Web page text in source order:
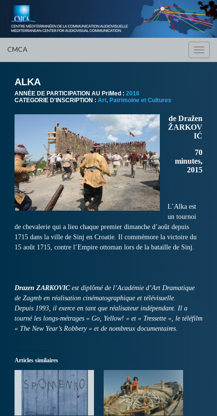
CMCA
ALKA
ANNÈE DE PARTICIPATION AU PriMed : 2016
CATEGORIE D'INSCRIPTION : Art, Patrimoine et Cultures
de Dražen
ŽARKOV
IĆ
70
minutes,
2015
L’Alka est
un tournoi
de chevalerie qui a lieu chaque premier dimanche d’août depuis
1715 dans la ville de Sinj en Croatie. Il commémore la victoire du
15 août 1715, contre l’Empire ottoman lors de la bataille de Sinj.
Drazen ZARKOVICest diplômé de l’Académie d’Art Dramatique
de Zagreb en réalisation cinématographique et télévisuelle.
Depuis 1993, il exerce en tant que réalisateur indépendant. Il a
tourné les longs-métrages « Go, Yellow! » et « Tressette », le téléfilm
« The New Year’s Robbery » et de nombreux documentaires.
Articles similaires